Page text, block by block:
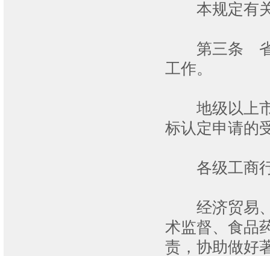
本规定有关
第三条 省工
工作。
地级以上市
标认定申请的
各级工商行
经济贸易、
术监督、食品
责，协助做好